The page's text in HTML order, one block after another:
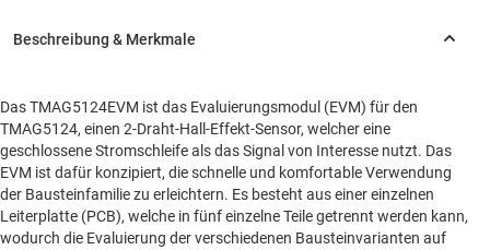
Das TMAG5124EVM ist das Evaluierungsmodul (EVM) für den
TMAG5124, einen 2-Draht-Hall-Effekt-Sensor, welcher eine
geschlossene Stromschleife als das Signal von Interesse nutzt. Das
EVM ist dafür konzipiert, die schnelle und komfortable Verwendung
der Bausteinfamilie zu erleichtern. Es besteht aus einer einzelnen
Leiterplatte (PCB), welche in fünf einzelne Teile getrennt werden kann,
wodurch die Evaluierung der verschiedenen Bausteinvarianten auf